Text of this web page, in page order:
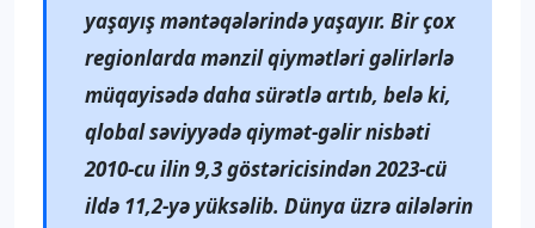
yaşayış məntəqələrində yaşayır. Bir çox
regionlarda mənzil qiymətləri gəlirlərlə
müqayisədə daha sürətlə artıb, belə ki,
qlobal səviyyədə qiymət-gəlir nisbəti
2010-cu ilin 9,3 göstəricisindən 2023-cü
ildə 11,2-yə yüksəlib. Dünya üzrə ailələrin